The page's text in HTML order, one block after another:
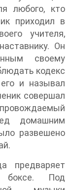
любого, кто
приходил в
учителя,
Он
своему
кодекс
и называл
совершал
домашним
развешено
предваряет
боксе. Под